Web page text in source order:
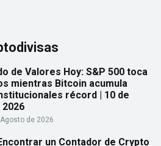
de Valores Hoy: S&P 500 toca
mientras Bitcoin acumula
récord | 10 de
de 2026
un Contador de Crypto